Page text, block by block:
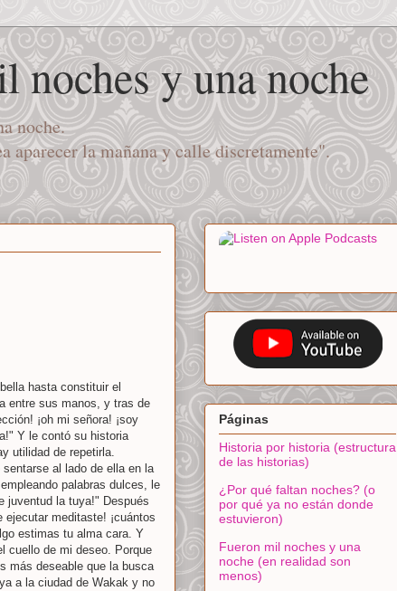
noches y una noche
noche.
aparecer la mañana y calle discretamente".
hasta constituir el
entre sus manos, y tras de
¡oh mi señora! ¡soy
Y le contó su historia
utilidad de repetirla.
al lado de ella en la
palabras dulces, le
juventud la tuya!" Después
meditaste! ¡cuántos
estimas tu alma cara. Y
cuello de mi deseo. Porque
más deseable que la busca
a la ciudad de Wakak y no
Páginas
Historia por historia (estructura
de las historias)
¿Por qué faltan noches? (o
por qué ya no están donde
estuvieron)
Fueron mil noches y una
noche (en realidad son
menos)